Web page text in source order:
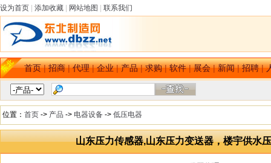
设为首页 添加收藏 网站地图 联系我们
首页|招商|代理|企业|产品|求购|软件|展会|新闻|招聘|
位置： 首页 -> 产品 -> 电器设备 -> 低压电器
山东压力传感器,山东压力变送器，楼宇供水